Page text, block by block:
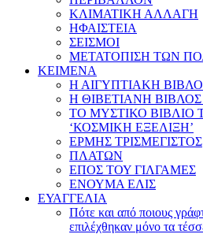
ΚΛΙΜΑΤΙΚΗ ΑΛΛΑΓΗ
ΗΦΑΙΣΤΕΙΑ
ΣΕΙΣΜΟΙ
ΜΕΤΑΤΟΠΙΣΗ ΤΩΝ
ΚΕΙΜΕΝΑ
Η ΑΙΓΥΠΤΙΑΚΗ
Η ΘΙΒΕΤΙΑΝΗ
ΤΟ ΜΥΣΤΙΚΟ ΒΙΒΛΙΟ
‘ΚΟΣΜΙΚΗ ΕΞΕΛΙΞΗ’
ΕΡΜΗΣ ΤΡΙΣΜΕΓΙΣΤΟΣ
ΠΛΑΤΩΝ
ΕΠΟΣ ΤΟΥ ΓΙΛΓΑΜΕΣ
ΕΝΟΥΜΑ ΕΛΙΣ
ΕΥΑΓΓΕΛΙΑ
Πότε και από ποιους
επιλέχθηκαν μόνο τα